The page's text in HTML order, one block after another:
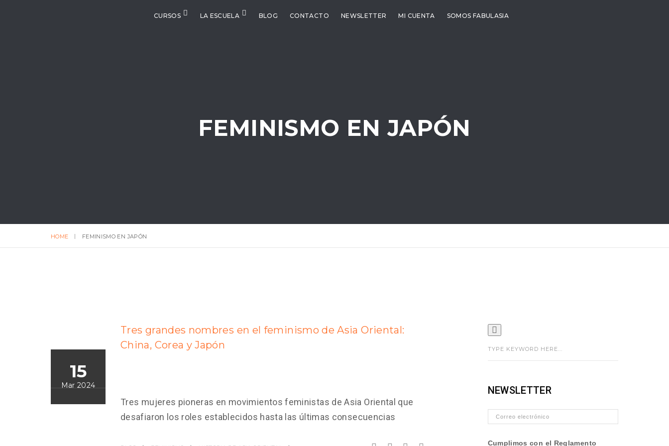
CURSOS LA ESCUELA BLOG CONTACTO NEWSLETTER MI CUENTA SOMOS FABULASIA
FEMINISMO EN JAPÓN
HOME FEMINISMO EN JAPÓN
15
Mar 2024
Tres grandes nombres en el feminismo de Asia Oriental:
China, Corea y Japón
Tres mujeres pioneras en movimientos feministas de Asia Oriental que
desafiaron los roles establecidos hasta las últimas consecuencias
NEWSLETTER
Cumplimos con el Reglamento